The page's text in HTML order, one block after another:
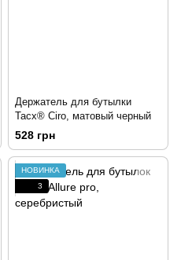
Держатель для бутылки
Tacx® Ciro, матовый черный
528 грн
НОВИНКА
3